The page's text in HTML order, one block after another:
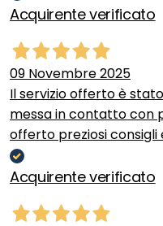
Acquirente verificato
09 Novembre 2025
Il servizio offerto è
messa in contatto con
offerto preziosi
Acquirente verificato